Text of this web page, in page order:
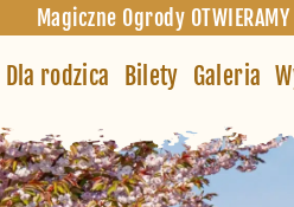
Magiczne Ogrody
Dla rodzica Bilety Galeria